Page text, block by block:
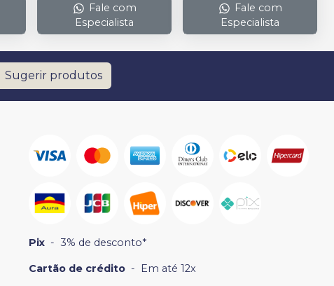
Fale com
Especialista
Fale com
Especialista
Sugerir produtos
Pix - 3% de desconto*
Cartão de crédito - Em até 12x